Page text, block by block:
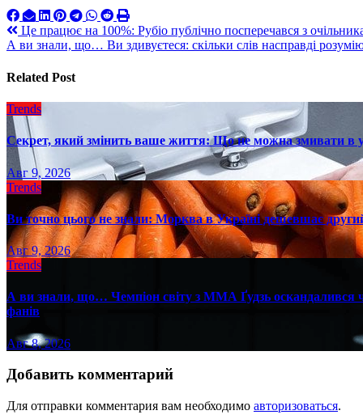
Навигация
по
записям
Це працює на 100%: Рубіо публічно посперечався з
А ви знали, що… Ви здивуєтеся: скільки слів насправді
Related Post
Trends
Секрет, який змінить ваше життя: Що не можна змивати в
Авг 9, 2026
Trends
Ви точно цього не знали: Морква в Україні дешевшає
Авг 9, 2026
Trends
А ви знали, що… Чемпіон світу з ММА Ґудзь оскандалився
фанів
Авг 8, 2026
Добавить комментарий
Для отправки комментария вам необходимо авторизоваться.